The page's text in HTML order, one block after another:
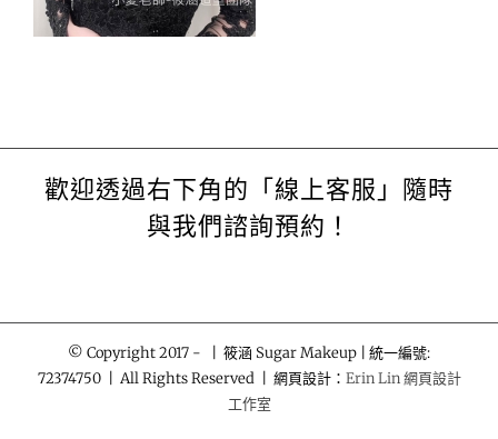
歡迎透過右下角的「線上客服」隨時
與我們諮詢預約！
© Copyright 2017 -
| 筱涵 Sugar Makeup | 統一編號:
72374750 | All Rights Reserved | 網頁設計： Erin Lin 網頁設計
工作室